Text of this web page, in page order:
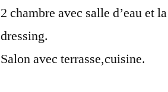
2 chambre avec salle d’eau et
dressing.
Salon avec terrasse,cuisine.